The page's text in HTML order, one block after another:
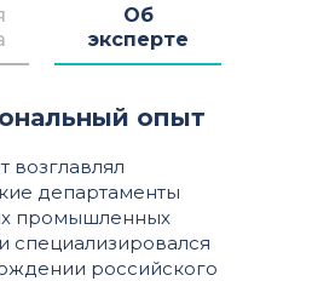
опыт
возглавлял
департаменты
промышленных
специализировался
российского
Об
эксперте